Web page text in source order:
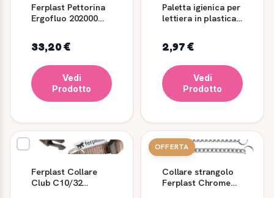
Ferplast Pettorina
Ergofluo 202000
33,20 €
Vedi
Prodotto
Paletta igienica per
lettiera in plastica
2,97 €
Vedi
Prodotto
Ferplast Collare
Club C10/32
OFFERTA
Collare strangolo
Ferplast Chrome